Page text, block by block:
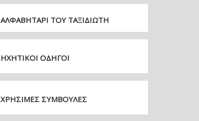
ΑΛΦΑΒΗΤΑΡΙ ΤΟΥ ΤΑΞΙΔΙΩΤΗ
ΗΧΗΤΙΚΟΙ ΟΔΗΓΟΙ
ΧΡΗΣΙΜΕΣ ΣΥΜΒΟΥΛΕΣ